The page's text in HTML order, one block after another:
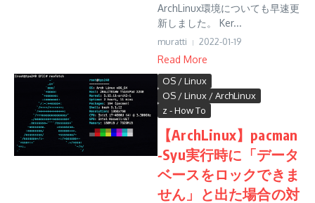
ArchLinux環境についても早速更
新しました。 Ker...
muratti 2022-01-19
Read More
OS / Linux
OS / Linux / ArchLinux
z - How To
【ArchLinux】pacman
-Syu実行時に「データ
ベースをロックできま
せん」と出た場合の対